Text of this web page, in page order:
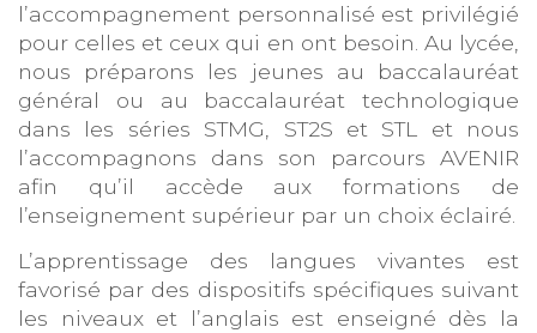
l’accompagnement personnalisé est privilégié
pour celles et ceux qui en ont besoin. Au lycée,
nous préparons les jeunes au baccalauréat
général ou au baccalauréat technologique
dans les séries STMG, ST2S et STL et nous
l’accompagnons dans son parcours AVENIR
afin qu’il accède aux formations de
l’enseignement supérieur par un choix éclairé.
L’apprentissage des langues vivantes est
favorisé par des dispositifs spécifiques suivant
les niveaux et l’anglais est enseigné dès la